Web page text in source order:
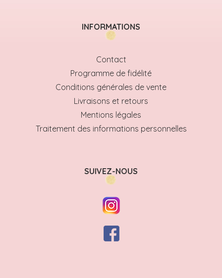
INFORMATIONS
Contact
Programme de fidélité
Conditions générales de vente
Livraisons et retours
Mentions légales
Traitement des informations personnelles
SUIVEZ-NOUS